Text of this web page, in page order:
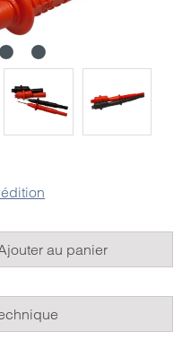
la quantité
au panier